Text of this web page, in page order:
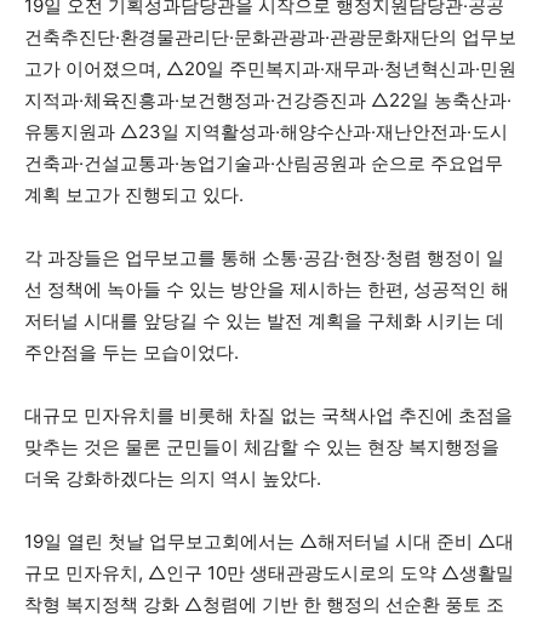
19일 오전 기획성과담당관을 시작으로 행정지원담당관·공공
건축추진단·환경물관리단·문화관광과·관광문화재단의 업무보
고가 이어졌으며, △20일 주민복지과·재무과·청년혁신과·민원
지적과·체육진흥과·보건행정과·건강증진과 △22일 농축산과·
유통지원과 △23일 지역활성과·해양수산과·재난안전과·도시
건축과·건설교통과·농업기술과·산림공원과 순으로 주요업무
계획 보고가 진행되고 있다.
각 과장들은 업무보고를 통해 소통·공감·현장·청렴 행정이 일
선 정책에 녹아들 수 있는 방안을 제시하는 한편, 성공적인 해
저터널 시대를 앞당길 수 있는 발전 계획을 구체화 시키는 데
주안점을 두는 모습이었다.
대규모 민자유치를 비롯해 차질 없는 국책사업 추진에 초점을
맞추는 것은 물론 군민들이 체감할 수 있는 현장 복지행정을
더욱 강화하겠다는 의지 역시 높았다.
19일 열린 첫날 업무보고회에서는 △해저터널 시대 준비 △대
규모 민자유치, △인구 10만 생태관광도시로의 도약 △생활밀
착형 복지정책 강화 △청렴에 기반 한 행정의 선순환 풍토 조